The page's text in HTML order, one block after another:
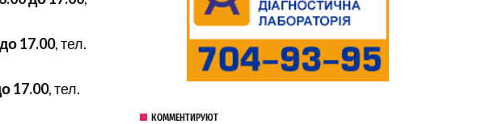
17.00, тел.
17.00, тел.
КОММЕНТИРУЮТ